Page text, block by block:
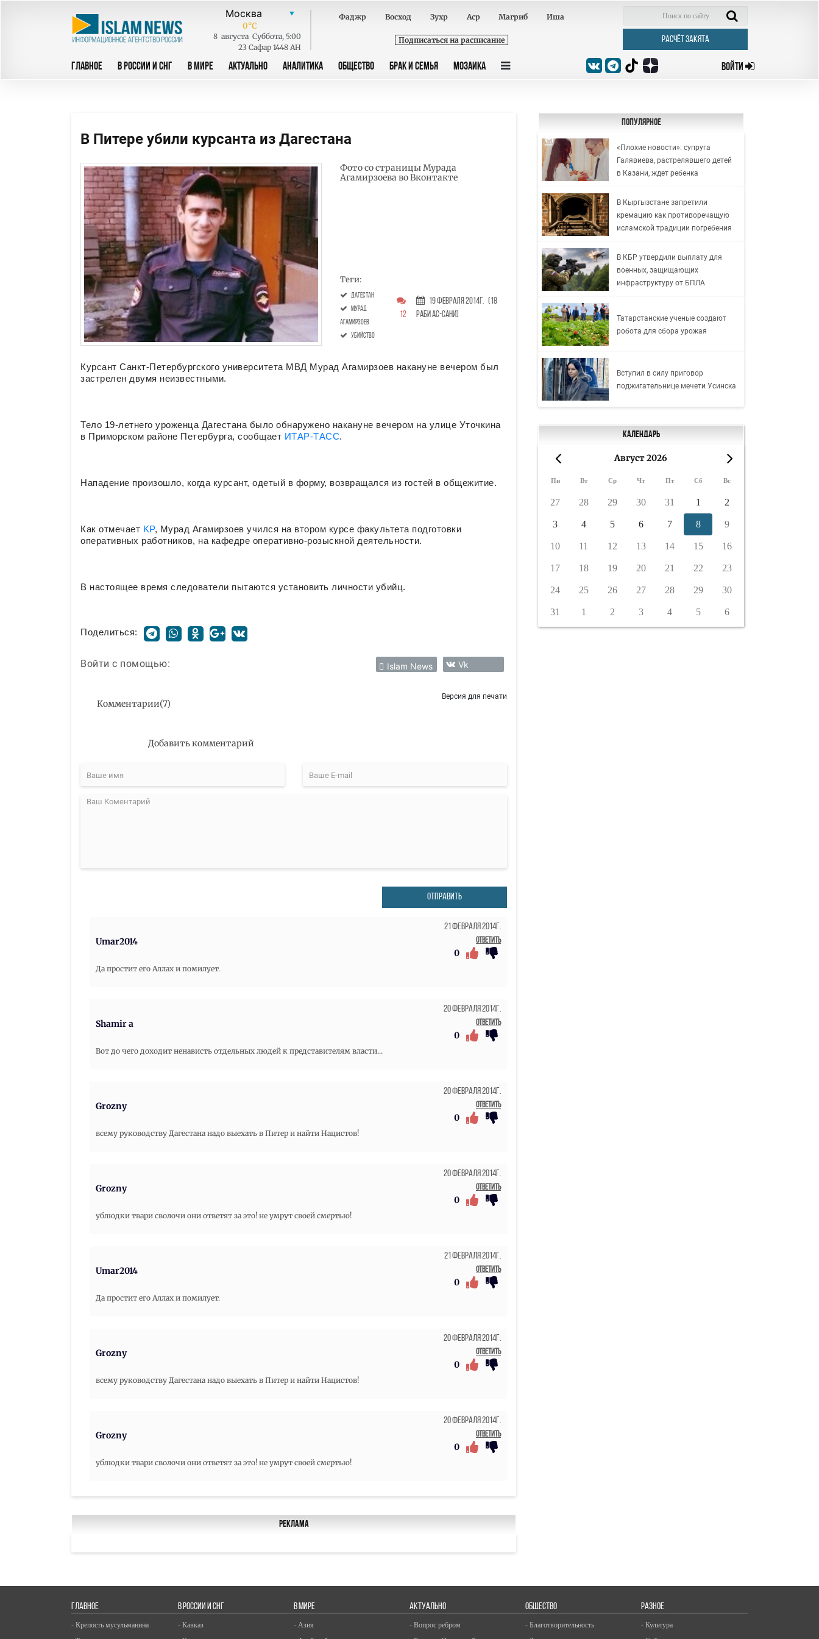
0°C
8 августа Суббота, 5:00
23 Сафар 1448 AH
Фаджр Восход Зухр Аср Магриб Иша
Подписаться на расписание РАСЧЁТ ЗАКЯТА
ГЛАВНОЕ В РОССИИ И СНГ В МИРЕ АКТУАЛЬНО АНАЛИТИКА ОБЩЕСТВО БРАК И СЕМЬЯ МОЗАИКА ВОЙТИ
В Питере убили курсанта из Дагестана
Фото со страницы Мурада
Агамирзоева во Вконтакте
Теги:
Дагестан
Мурад
Агамирзоев
убийство
12
19 Февраля 2014г. (18
Раби ас-сани)
Курсант Санкт-Петербургского университета МВД Мурад Агамирзоев накануне вечером был
застрелен двумя неизвестными.
Тело 19-летнего уроженца Дагестана было обнаружено накануне вечером на улице Уточкина
в Приморском районе Петербурга, сообщает ИТАР-ТАСС.
Нападение произошло, когда курсант, одетый в форму, возвращался из гостей в общежитие.
Как отмечает KP, Мурад Агамирзоев учился на втором курсе факультета подготовки
оперативных работников, на кафедре оперативно-розыскной деятельности.
В настоящее время следователи пытаются установить личности убийц.
Поделиться:
Войти с помощью: Islam News Vk
Комментарии(7)
Версия для печати
Добавить комментарий
ОТПРАВИТЬ
Umar2014
21 Февраля 2014г.
Ответить
0
Да простит его Аллах и помилует.
Shamir a
20 Февраля 2014г.
Ответить
0
Вот до чего доходит ненависть отдельных людей к представителям власти...
Grozny
20 Февраля 2014г.
Ответить
0
всему руководству Дагестана надо выехать в Питер и найти Нацистов!
Grozny
20 Февраля 2014г.
Ответить
0
ублюдки твари сволочи они ответят за это! не умрут своей смертью!
Umar2014
21 Февраля 2014г.
Ответить
0
Да простит его Аллах и помилует.
Grozny
20 Февраля 2014г.
Ответить
0
всему руководству Дагестана надо выехать в Питер и найти Нацистов!
Grozny
20 Февраля 2014г.
Ответить
0
ублюдки твари сволочи они ответят за это! не умрут своей смертью!
Реклама
Популярное
«Плохие новости»: супруга
Галявиева, растрелявшего детей
в Казани, ждет ребенка
В Кыргызстане запретили
кремацию как противоречащую
исламской традиции погребения
В КБР утвердили выплату для
военных, защищающих
инфраструктуру от БПЛА
Татарстанские ученые создают
робота для сбора урожая
Вступил в силу приговор
поджигательнице мечети Усинска
Календарь
Август 2026
Пн Вт Ср Чт Пт Сб Вс
27 28 29 30 31 1 2
3 4 5 6 7 8 9
10 11 12 13 14 15 16
17 18 19 20 21 22 23
24 25 26 27 28 29 30
31 1 2 3 4 5 6
ГЛАВНОЕ
- Крепость мусульманина
В РОССИИ И СНГ
- Кавказ
В МИРЕ
- Азия
АКТУАЛЬНО
- Вопрос ребром
ОБЩЕСТВО
- Благотворительность
РАЗНОЕ
- Культура